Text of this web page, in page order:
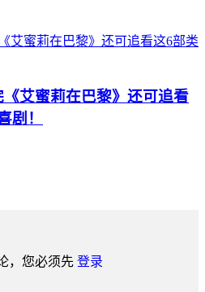
《艾蜜莉在巴黎》还可追看
剧！
，您必须先 登录